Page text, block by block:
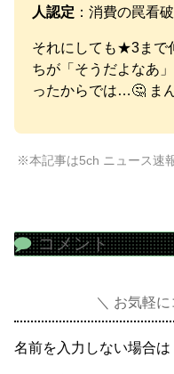
人認定 ：消費の罠看破
それにしても★3まで
ちが「そうだよなあ
ったからでは…🤔 ま
※本記事は5ch ニュース速
コメント
お気軽に
名前を入力しない場合